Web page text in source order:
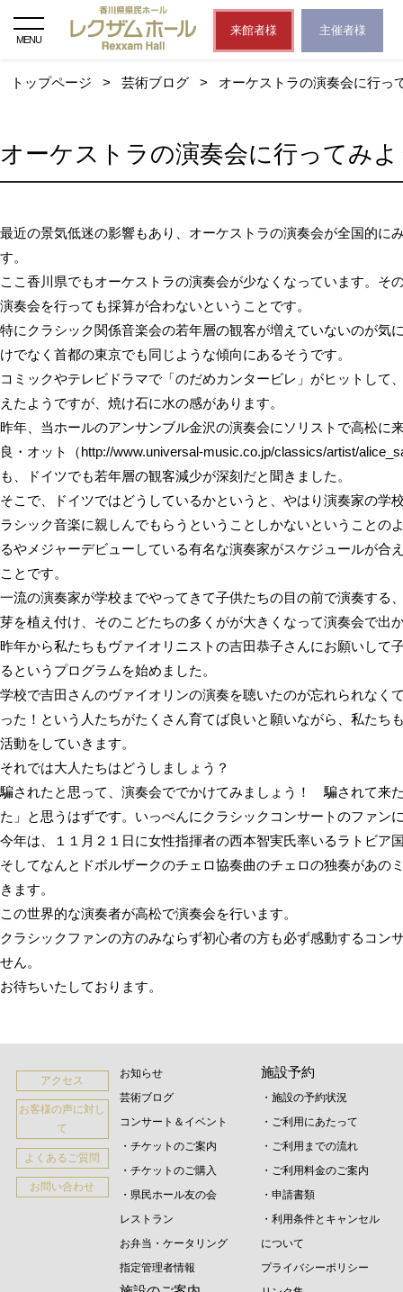
MENU
来館者様 主催者様
トップページ > 芸術ブログ > オーケストラの演奏会に行っ
オーケストラの演奏会に行ってみ
最近の景気低迷の影響もあり、オーケストラの演奏会が全国的に
す。
ここ香川県でもオーケストラの演奏会が少なくなっています。そ
演奏会を行っても採算が合わないということです。
特にクラシック関係音楽会の若年層の観客が増えていないのが気
けでなく首都の東京でも同じような傾向にあるそうです。
コミックやテレビドラマで「のだめカンタービレ」がヒットして
えたようですが、焼け石に水の感があります。
昨年、当ホールのアンサンブル金沢の演奏会にソリストで高松に
良・オット（http://www.universal-music.co.jp/classics/artist/
も、ドイツでも若年層の観客減少が深刻だと聞きました。
そこで、ドイツではどうしているかというと、やはり演奏家の学
ラシック音楽に親しんでもらうということしかないということの
るやメジャーデビューしている有名な演奏家がスケジュールが合
ことです。
一流の演奏家が学校までやってきて子供たちの目の前で演奏する
芽を植え付け、そのこどたちの多くがが大きくなって演奏会で出
昨年から私たちもヴァイオリニストの吉田恭子さんにお願いして
るというプログラムを始めました。
学校で吉田さんのヴァイオリンの演奏を聴いたのが忘れられなく
った！という人たちがたくさん育てば良いと願いながら、私たち
活動をしていきます。
それでは大人たちはどうしましょう？
騙されたと思って、演奏会ででかけてみましょう！ 騙されて来
た」と思うはずです。いっぺんにクラシックコンサートのファン
今年は、１１月２１日に女性指揮者の西本智実氏率いるラトビア
そしてなんとドボルザークのチェロ協奏曲のチェロの独奏があの
きます。
この世界的な演奏者が高松で演奏会を行います。
クラシックファンの方のみならず初心者の方も必ず感動するコン
せん。
お待ちいたしております。
アクセス
お客様の声に対し
て
よくあるご質問
お問い合わせ
お知らせ
芸術ブログ
コンサート＆イベント
・チケットのご案内
・チケットのご購入
・県民ホール友の会
レストラン
お弁当・ケータリング
指定管理者情報
施設予約
・施設の予約状況
・ご利用にあたって
・ご利用までの流れ
・ご利用料金のご案内
・申請書類
・利用条件とキャンセル
について
プライバシーポリシー